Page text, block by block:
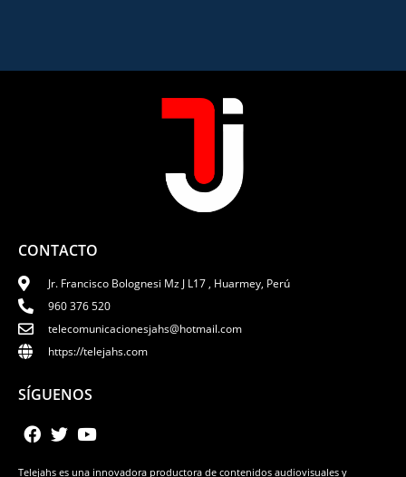
CONTACTO
Jr. Francisco Bolognesi Mz J L17 , Huarmey, Perú
960 376 520
telecomunicacionesjahs@hotmail.com
https://telejahs.com
SÍGUENOS
Telejahs es una innovadora productora de contenidos audiovisuales y